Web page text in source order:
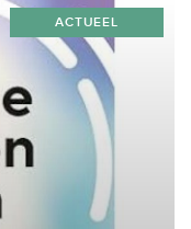
ACTUEEL